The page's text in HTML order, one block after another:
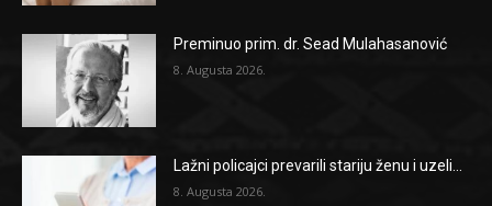
Preminuo prim. dr. Sead Mulahasanović
8. Augusta 2026.
Lažni policajci prevarili stariju ženu i uzeli...
8. Augusta 2026.